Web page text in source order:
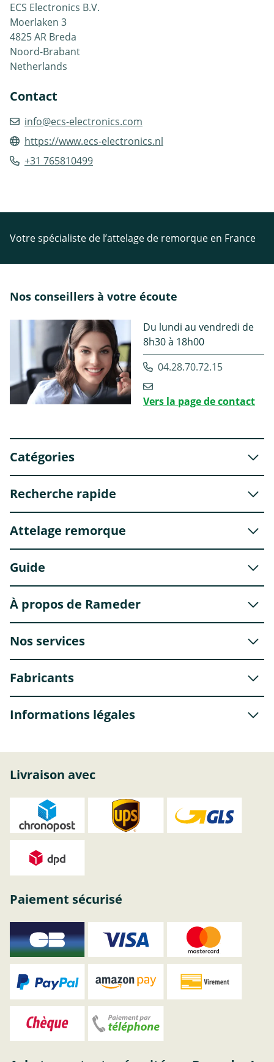
ECS Electronics B.V.
Moerlaken 3
4825 AR Breda
Noord-Brabant
Netherlands
Contact
info@ecs-electronics.com
https://www.ecs-electronics.nl
+31 765810499
Votre spécialiste de l’attelage de remorque en France
Nos conseillers à votre écoute
Du lundi au vendredi de
8h30 à 18h00
04.28.70.72.15
Vers la page de contact
Catégories
Recherche rapide
Attelage remorque
Guide
À propos de Rameder
Nos services
Fabricants
Informations légales
Livraison avec
Paiement sécurisé